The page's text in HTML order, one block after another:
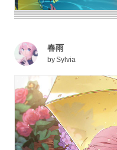
春雨
bySylvia